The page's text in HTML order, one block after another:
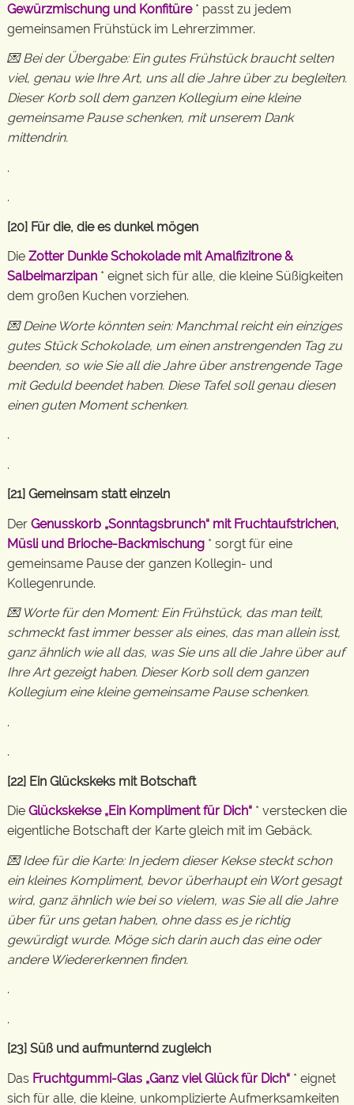
Gewürzmischung und Konfitüre * passt zu jedem
gemeinsamen Frühstück im Lehrerzimmer.
💌 Bei der Übergabe: Ein gutes Frühstück braucht selten
viel, genau wie Ihre Art, uns all die Jahre über zu begleiten.
Dieser Korb soll dem ganzen Kollegium eine kleine
gemeinsame Pause schenken, mit unserem Dank
mittendrin.
.
.
[20] Für die, die es dunkel mögen
Die Zotter Dunkle Schokolade mit Amalfizitrone &
Salbeimarzipan * eignet sich für alle, die kleine Süßigkeiten
dem großen Kuchen vorziehen.
💌 Deine Worte könnten sein: Manchmal reicht ein einziges
gutes Stück Schokolade, um einen anstrengenden Tag zu
beenden, so wie Sie all die Jahre über anstrengende Tage
mit Geduld beendet haben. Diese Tafel soll genau diesen
einen guten Moment schenken.
.
.
[21] Gemeinsam statt einzeln
Der Genusskorb „Sonntagsbrunch“ mit Fruchtaufstrichen,
Müsli und Brioche-Backmischung * sorgt für eine
gemeinsame Pause der ganzen Kollegin- und
Kollegenrunde.
💌 Worte für den Moment: Ein Frühstück, das man teilt,
schmeckt fast immer besser als eines, das man allein isst,
ganz ähnlich wie all das, was Sie uns all die Jahre über auf
Ihre Art gezeigt haben. Dieser Korb soll dem ganzen
Kollegium eine kleine gemeinsame Pause schenken.
.
.
[22] Ein Glückskeks mit Botschaft
Die Glückskekse „Ein Kompliment für Dich“ * verstecken die
eigentliche Botschaft der Karte gleich mit im Gebäck.
💌 Idee für die Karte: In jedem dieser Kekse steckt schon
ein kleines Kompliment, bevor überhaupt ein Wort gesagt
wird, ganz ähnlich wie bei so vielem, was Sie all die Jahre
über für uns getan haben, ohne dass es je richtig
gewürdigt wurde. Möge sich darin auch das eine oder
andere Wiedererkennen finden.
.
.
[23] Süß und aufmunternd zugleich
Das Fruchtgummi-Glas „Ganz viel Glück für Dich“ * eignet
sich für alle, die kleine, unkomplizierte Aufmerksamkeiten